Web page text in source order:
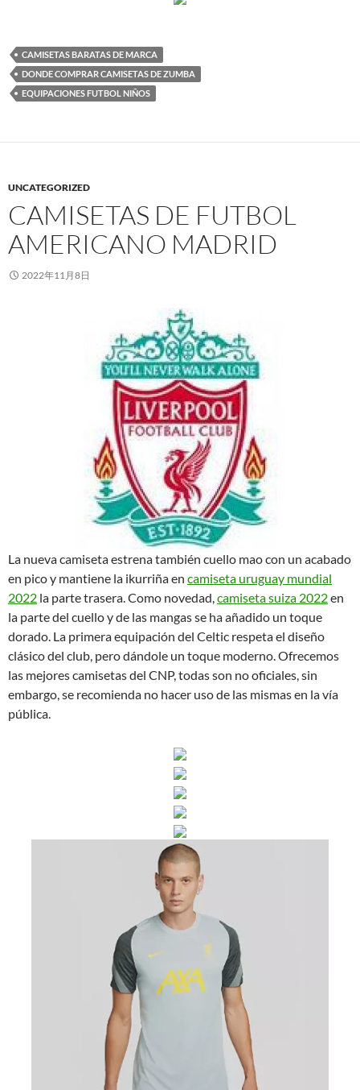
CAMISETAS BARATAS DE MARCA
DONDE COMPRAR CAMISETAS DE ZUMBA
EQUIPACIONES FUTBOL NIÑOS
UNCATEGORIZED
CAMISETAS DE FUTBOL
AMERICANO MADRID
2022年11月8日
La nueva camiseta estrena también cuello mao con un acabado
en pico y mantiene la ikurriña en camiseta uruguay mundial
2022 la parte trasera. Como novedad,camiseta suiza 2022en
la parte del cuello y de las mangas se ha añadido un toque
dorado. La primera equipación del Celtic respeta el diseño
clásico del club, pero dándole un toque moderno. Ofrecemos
las mejores camisetas del CNP, todas son no oficiales, sin
embargo, se recomienda no hacer uso de las mismas en la vía
pública.